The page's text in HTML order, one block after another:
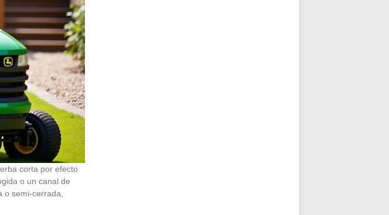
corta por efecto
o un canal de
o semi-cerrada,